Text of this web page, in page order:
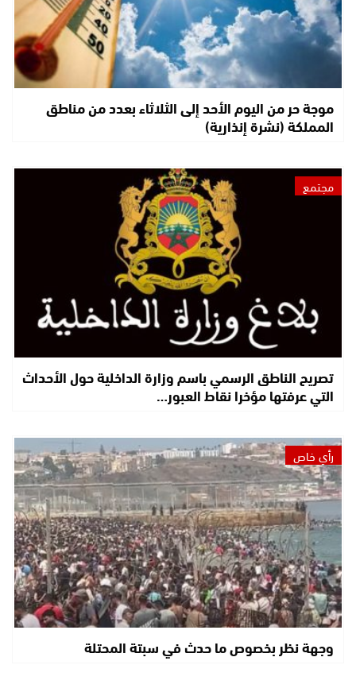
موجة حر من اليوم الأحد إلى الثلاثاء بعدد من مناطق
المملكة (نشرة إنذارية)
مجتمع
تصريح الناطق الرسمي باسم وزارة الداخلية حول الأحداث
التي عرفتها مؤخرا نقاط العبور…
رأي خاص
وجهة نظر بخصوص ما حدث في سبتة المحتلة